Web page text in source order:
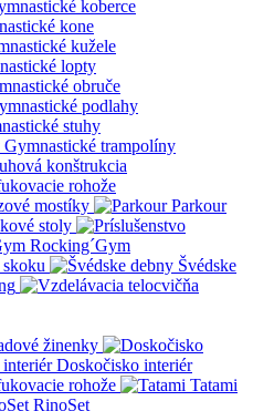
koberce
kone
kužele
lopty
obruče
podlahy
stuhy
Gymnastické trampolíny
konštrukcia
rohože
mostíky
Parkour
stoly
Rocking´Gym
skoku
Švédske
žinenky
Doskočisko interiér
rohože
Tatami
RinoSet